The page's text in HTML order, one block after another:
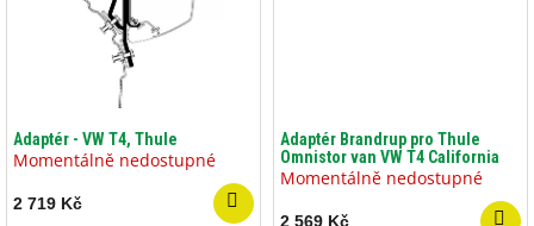
Adaptér - VW T4, Thule
Momentálně nedostupné
2 719 Kč
Adaptér Brandrup pro Thule
Omnistor van VW T4 California
Momentálně nedostupné
2 569 Kč